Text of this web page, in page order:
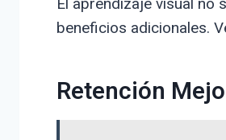
beneficios adicionales.
Retención